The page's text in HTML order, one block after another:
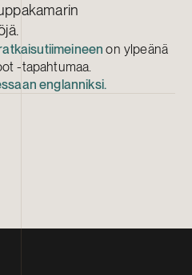
on ylpeänä
-tapahtumaa.
englanniksi.